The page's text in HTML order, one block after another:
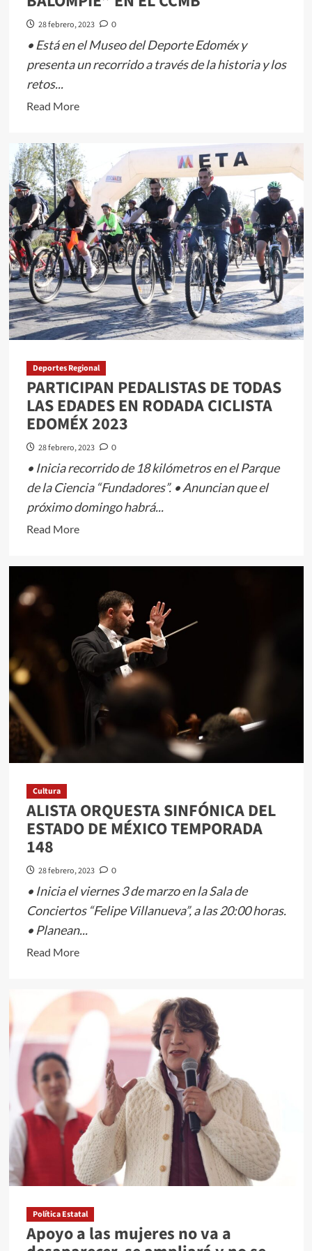
28 febrero, 2023 0
• Está en el Museo del Deporte Edoméx y
presenta un recorrido a través de la historia y los
retos...
Read MoreRead
INAUGURAN
EXPOSICIÓN
“FUTBOL
FEMENIL.
LA
OTRA
FUERZA
DEL
BALOMPIÉ”
EN
EL
Deportes Regional
PARTICIPAN PEDALISTAS DE TODAS
LAS EDADES EN RODADA CICLISTA
EDOMÉX 2023
28 febrero, 2023 0
• Inicia recorrido de 18 kilómetros en el Parque
de la Ciencia “Fundadores”. • Anuncian que el
próximo domingo habrá...
Read MoreRead
about
PEDALISTAS
TODAS
LAS
EDADES
RODADA
CICLISTA
EDOMÉX
Cultura
ALISTA ORQUESTA SINFÓNICA DEL
ESTADO DE MÉXICO TEMPORADA
148
28 febrero, 2023 0
• Inicia el viernes 3 de marzo en la Sala de
Conciertos “Felipe Villanueva”, a las 20:00 horas.
• Planean...
Read MoreRead
ALISTA
ORQUESTA
SINFÓNICA
ESTADO
MÉXICO
TEMPORADA
148
Política Estatal
Apoyo a las mujeres no va a